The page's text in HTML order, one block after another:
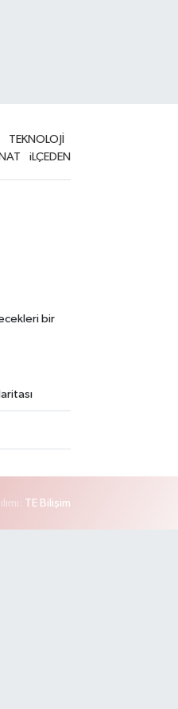
TEKNOLOJİ
iLÇEDEN
bir
TE Bilişim